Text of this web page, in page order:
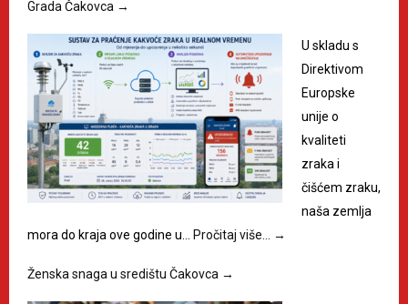
Grada Čakovca →
U skladu s
Direktivom
Europske
unije o
kvaliteti
zraka i
čišćem zraku,
naša zemlja
mora do kraja ove godine u… Pročitaj više… →
Ženska snaga u središtu Čakovca →